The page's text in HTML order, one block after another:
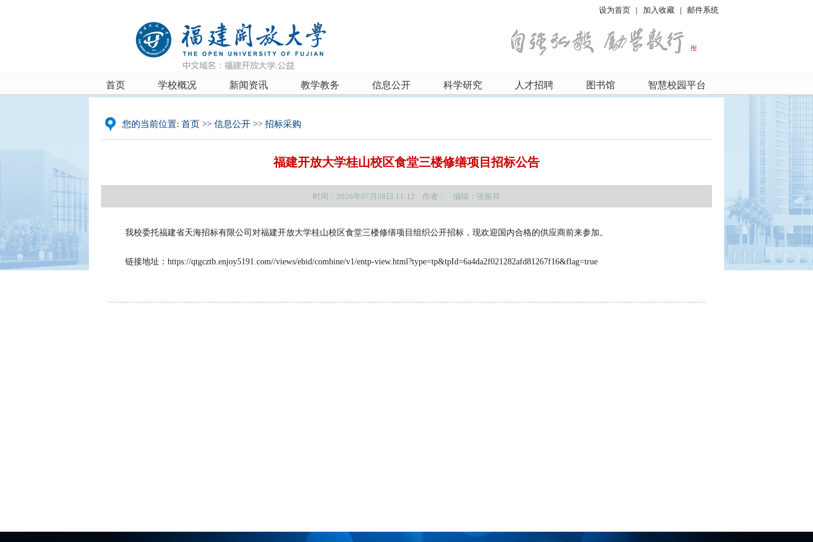
设为首页 | 加入收藏 | 邮件系统
首页 学校概况 新闻资讯 教学教务 信息公开 科学研究 人才招聘 图书馆 智慧校园平台
您的当前位置: 首页 >> 信息公开 >> 招标采购
福建开放大学桂山校区食堂三楼修缮项目招标公告
时间：2026年07月08日 11:12 作者： 编辑：张振祥
我校委托福建省天海招标有限公司对福建开放大学桂山校区食堂三楼修缮项目组织公开招标，现欢迎国内合格的供应商前来参加。
链接地址： https://qtgcztb.enjoy5191.com//views/ebid/combine/v1/entp-view.html?type=tp&tpId=6a4da2f021282afd81267f16&flag=true